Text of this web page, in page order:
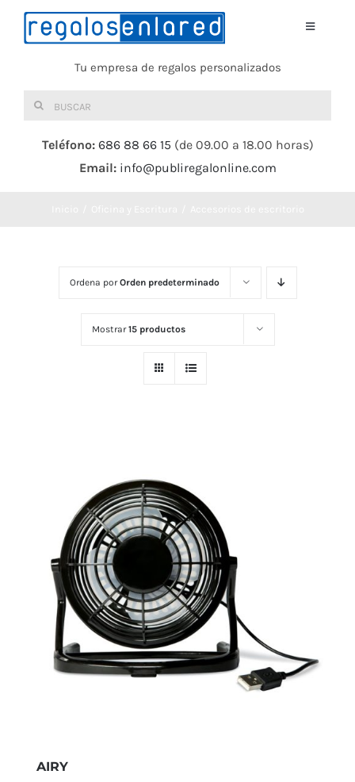
Saltar
Toggle
DEPORTES Y OCIO
HERRAMIENTAS
TECNOLOGÍA
NAVIDAD
Tu empresa de regalos personalizados
Buscar:
Teléfono: 686 88 66 15 (de 09.00 a 18.00 horas)
Email: info@publiregalonline.com
Ordena porOrden predeterminado
Mostrar15 productos
AIRY